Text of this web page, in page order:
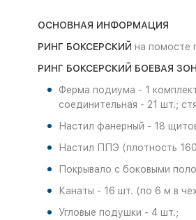
ОСНОВНАЯ ИНФОРМАЦИЯ
РИНГ БОКСЕРСКИЙ на помосте
РИНГ БОКСЕРСКИЙ БОЕВАЯ
Ферма подиума - 1
соединительная - 21 шт.;
Настил фанерный - 18
Настил ППЭ (плотность
Покрывало с боковыми
Канаты - 16 шт. (по 6 м в
Угловые подушки - 4 шт.;